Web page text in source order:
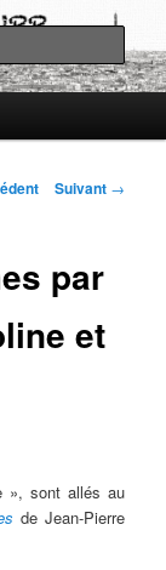
Programme à Paris
Suivant →
par
et
», sont allés au
de Jean-Pierre